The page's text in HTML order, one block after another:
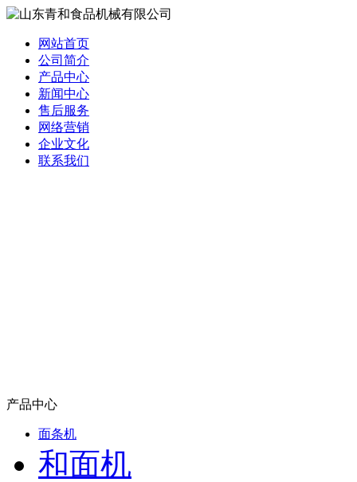
网站首页
公司简介
产品中心
新闻中心
售后服务
网络营销
企业文化
联系我们
产品中心
面条机
和面机